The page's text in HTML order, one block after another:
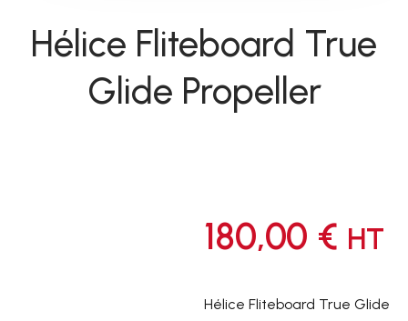
Hélice Fliteboard True
Glide Propeller
180,00 € HT
Hélice Fliteboard True Glide